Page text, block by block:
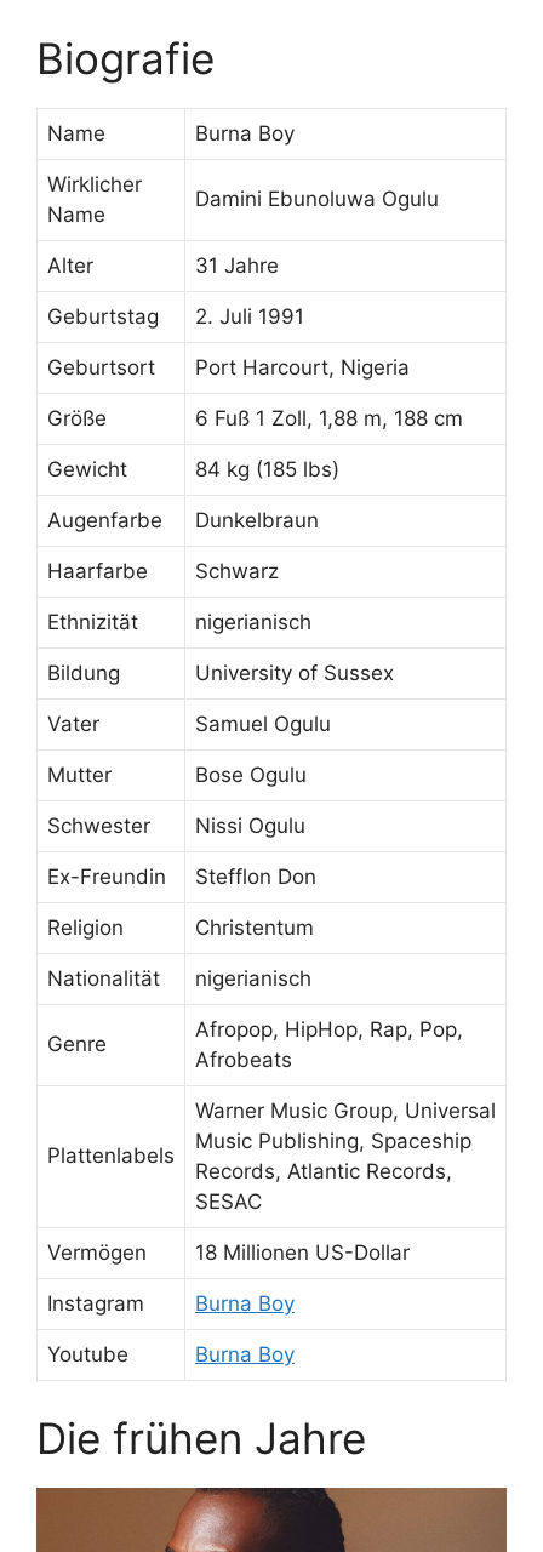
Biografie
Name Burna Boy
Wirklicher
Name
Damini Ebunoluwa Ogulu
Alter 31 Jahre
Geburtstag 2. Juli 1991
Geburtsort Port Harcourt, Nigeria
Größe 6 Fuß 1 Zoll, 1,88 m, 188 cm
Gewicht 84 kg (185 lbs)
Augenfarbe Dunkelbraun
Haarfarbe Schwarz
Ethnizität nigerianisch
Bildung University of Sussex
Vater Samuel Ogulu
Mutter Bose Ogulu
Schwester Nissi Ogulu
Ex-Freundin Stefflon Don
Religion Christentum
Nationalität nigerianisch
Genre
Afropop, HipHop, Rap, Pop,
Afrobeats
Plattenlabels
Warner Music Group, Universal
Music Publishing, Spaceship
Records, Atlantic Records,
SESAC
Vermögen 18 Millionen US-Dollar
Instagram Burna Boy
Youtube Burna Boy
Die frühen Jahre